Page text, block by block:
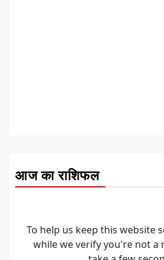
आज का राशिफल